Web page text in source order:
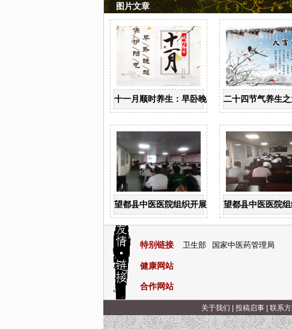
图片文章
十一月顺时养生：早卧晚起，保护阳气
二十四节气养生之
望都县中医医院组织开展中医病历书写规范培训
望都县中医医院组
特别链接 卫生部 国家中医药管理局
健康网站
合作网站
关于我们 投稿启事| 联系